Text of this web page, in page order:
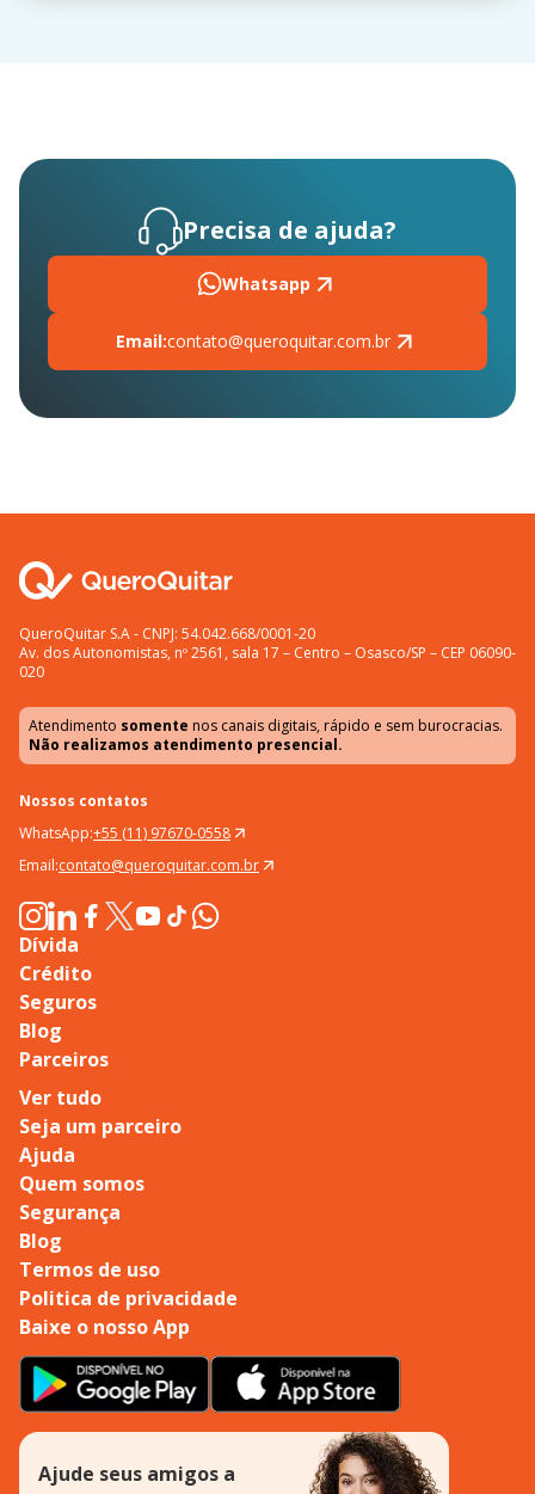
Precisa de ajuda?
Whatsapp
Email:contato@queroquitar.com.br
QueroQuitar S.A - CNPJ: 54.042.668/0001-20
Av. dos Autonomistas, nº 2561, sala 17 – Centro – Osasco/SP – CEP 06090-
020
Atendimento somente nos canais digitais, rápido e sem burocracias.
Não realizamos atendimento presencial.
Nossos contatos
WhatsApp:+55 (11) 97670-0558
Email:contato@queroquitar.com.br
Dívida
Crédito
Seguros
Blog
Parceiros
Ver tudo
Seja um parceiro
Ajuda
Quem somos
Segurança
Blog
Termos de uso
Politica de privacidade
Baixe o nosso App
Ajude seus amigos a